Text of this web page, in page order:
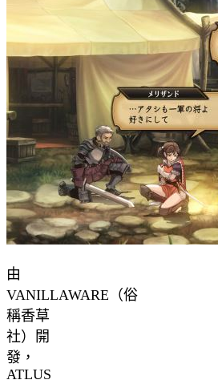
由
VANILLAWARE（俗
稱香草
社）開
發，
ATLUS